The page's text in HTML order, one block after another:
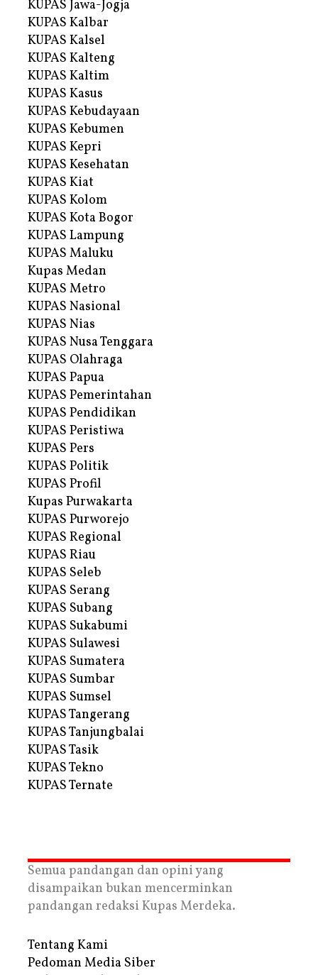
KUPAS Jawa-Jogja
KUPAS Kalbar
KUPAS Kalsel
KUPAS Kalteng
KUPAS Kaltim
KUPAS Kasus
KUPAS Kebudayaan
KUPAS Kebumen
KUPAS Kepri
KUPAS Kesehatan
KUPAS Kiat
KUPAS Kolom
KUPAS Kota Bogor
KUPAS Lampung
KUPAS Maluku
Kupas Medan
KUPAS Metro
KUPAS Nasional
KUPAS Nias
KUPAS Nusa Tenggara
KUPAS Olahraga
KUPAS Papua
KUPAS Pemerintahan
KUPAS Pendidikan
KUPAS Peristiwa
KUPAS Pers
KUPAS Politik
KUPAS Profil
Kupas Purwakarta
KUPAS Purworejo
KUPAS Regional
KUPAS Riau
KUPAS Seleb
KUPAS Serang
KUPAS Subang
KUPAS Sukabumi
KUPAS Sulawesi
KUPAS Sumatera
KUPAS Sumbar
KUPAS Sumsel
KUPAS Tangerang
KUPAS Tanjungbalai
KUPAS Tasik
KUPAS Tekno
KUPAS Ternate
Semua pandangan dan opini yang
disampaikan bukan mencerminkan
pandangan redaksi Kupas Merdeka.
Tentang Kami
Pedoman Media Siber